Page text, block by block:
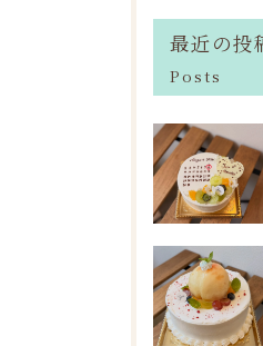
最近の投
Posts